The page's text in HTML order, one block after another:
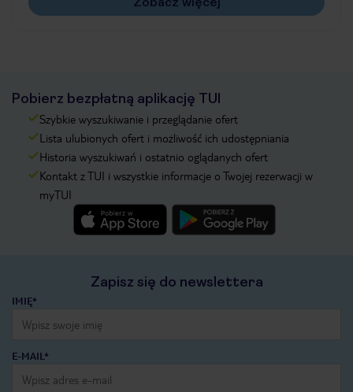
Pobierz bezpłatną aplikację TUI
Szybkie wyszukiwanie i przeglądanie ofert
Lista ulubionych ofert i możliwość ich udostępniania
Historia wyszukiwań i ostatnio oglądanych ofert
Kontakt z TUI i wszystkie informacje o Twojej rezerwacji w
myTUI
Zapisz się do newslettera
IMIĘ*
E-MAIL*